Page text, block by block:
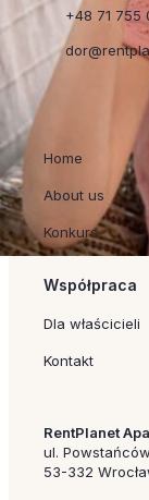
+48 71 755
Home
About us
Konkurs
Współpraca
Dla właścicieli
Kontakt
RentPlanet
ul.
53-332